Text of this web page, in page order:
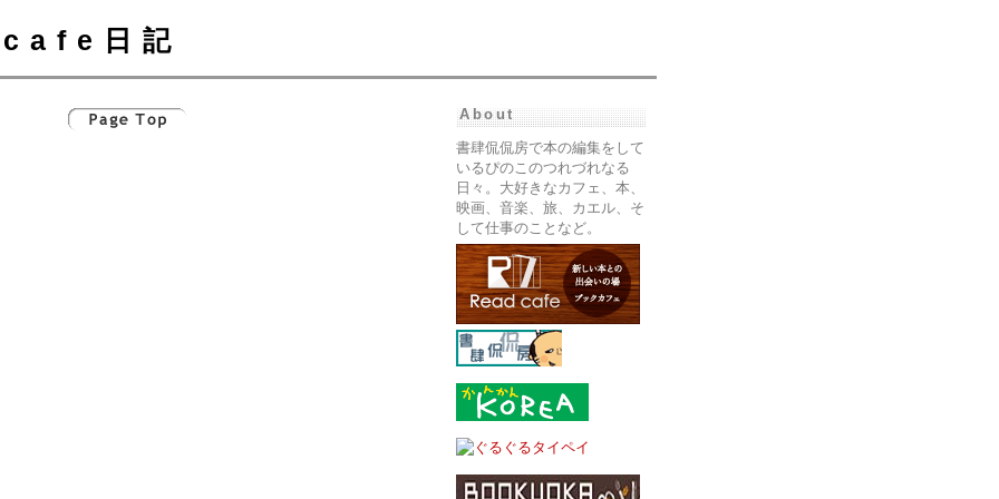
cafe日記
About
書肆侃侃房で本の編集をして
いるぴのこのつれづれなる
日々。大好きなカフェ、本、
映画、音楽、旅、カエル、そ
して仕事のことなど。